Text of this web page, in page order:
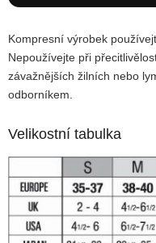
Kompresní výrobek
Nepoužívejte při
závažnějších žilních nebo
odborníkem.
Velikostní tabulka